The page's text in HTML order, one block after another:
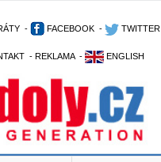
- FACEBOOK - TWITTER
- REKLAMA - ENGLISH